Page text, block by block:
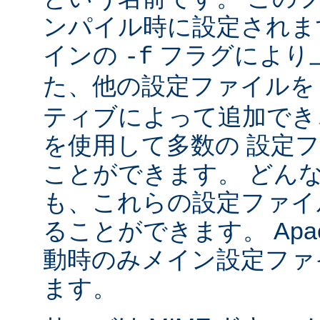
ンパイル時に設定され
インの -f フラグにより
た、他の設定ファイル
ティブによって追加で
を使用して多数の 設定
ことができます。 どん
も、これらの設定ファ
ることができます。
動時のみメイン設定フ
ます。